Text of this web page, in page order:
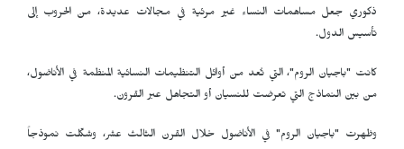
ذكوري جعل مساهمات النساء غير مرئية في مجالات عديدة، من الحروب إلى
تأسيس الدول.
كانت "باجيان الروم"، التي تُعد من أوائل التنظيمات النسائية المنظمة في الأناضول،
من بين النماذج التي تعرضت للنسيان أو التجاهل عبر القرون.
وظهرت "باجيان الروم" في الأناضول خلال القرن الثالث عشر، وشكّلت نموذجاً